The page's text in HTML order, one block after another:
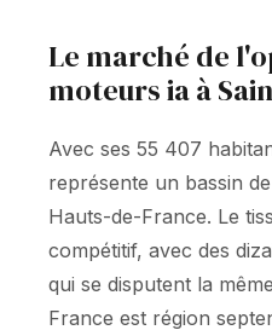
Le marché de
moteurs ia à
Avec ses 55 407
représente un bassin
Hauts-de-France. Le
compétitif, avec des
qui se disputent la
France est région